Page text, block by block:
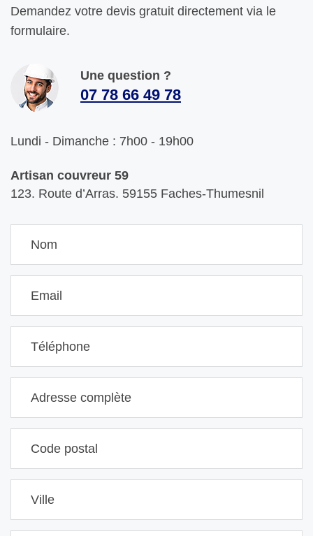
Demandez votre devis gratuit directement via le
formulaire.
Une question ?
07 78 66 49 78
Lundi - Dimanche : 7h00 - 19h00
Artisan couvreur 59
123. Route d’Arras. 59155 Faches-Thumesnil